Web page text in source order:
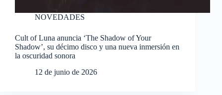
NOVEDADES
Cult of Luna anuncia ‘The Shadow of Your
Shadow’, su décimo disco y una nueva inmersión en
la oscuridad sonora
12 de junio de 2026